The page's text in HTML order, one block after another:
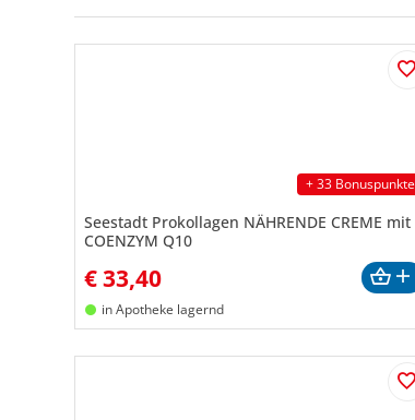
+ 33 Bonuspunkte
Seestadt Prokollagen NÄHRENDE CREME mit
COENZYM Q10
€33,40
in Apotheke lagernd